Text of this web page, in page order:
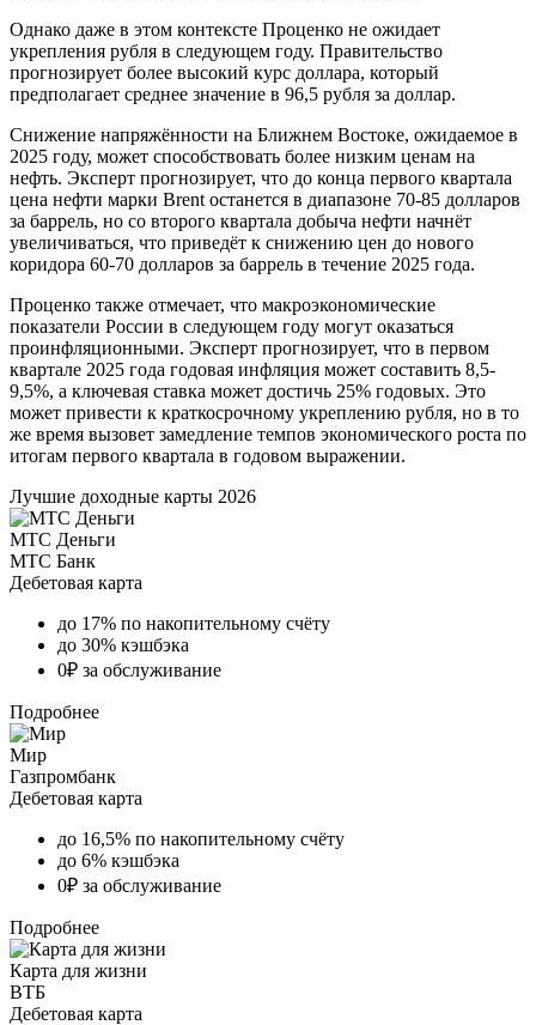
Однако даже в этом контексте Проценко не ожидает
укрепления рубля в следующем году. Правительство
прогнозирует более высокий курс доллара, который
предполагает среднее значение в 96,5 рубля за доллар.
Снижение напряжённости на Ближнем Востоке, ожидаемое в
2025 году, может способствовать более низким ценам на
нефть. Эксперт прогнозирует, что до конца первого квартала
цена нефти марки Brent останется в диапазоне 70-85 долларов
за баррель, но со второго квартала добыча нефти начнёт
увеличиваться, что приведёт к снижению цен до нового
коридора 60-70 долларов за баррель в течение 2025 года.
Проценко также отмечает, что макроэкономические
показатели России в следующем году могут оказаться
проинфляционными. Эксперт прогнозирует, что в первом
квартале 2025 года годовая инфляция может составить 8,5-
9,5%, а ключевая ставка может достичь 25% годовых. Это
может привести к краткосрочному укреплению рубля, но в то
же время вызовет замедление темпов экономического роста по
итогам первого квартала в годовом выражении.
Лучшие доходные карты 2026
МТС Деньги
МТС Банк
Дебетовая карта
до 17% по накопительному счёту
до 30% кэшбэка
0₽ за обслуживание
Подробнее
Мир
Газпромбанк
Дебетовая карта
до 16,5% по накопительному счёту
до 6% кэшбэка
0₽ за обслуживание
Подробнее
Карта для жизни
ВТБ
Дебетовая карта